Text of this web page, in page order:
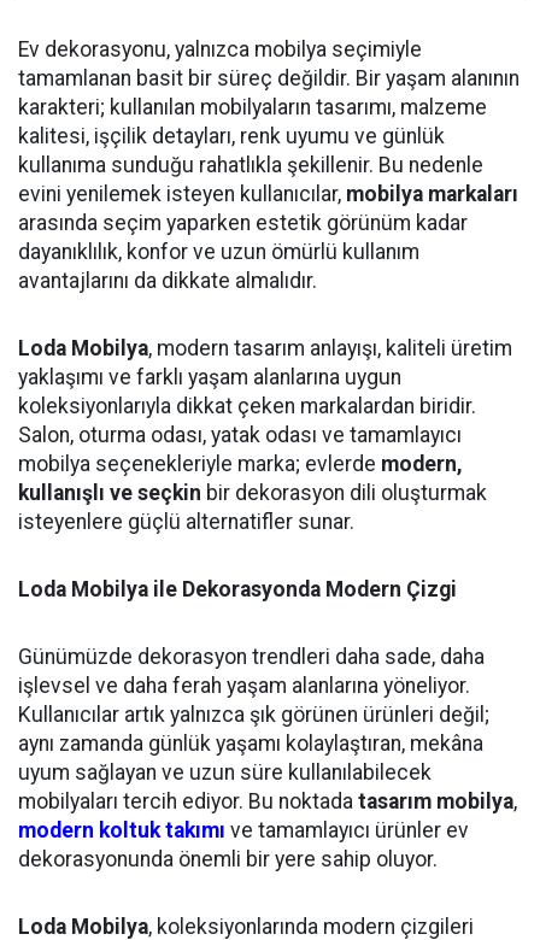
Ev dekorasyonu, yalnızca mobilya seçimiyle
tamamlanan basit bir süreç değildir. Bir yaşam alanının
karakteri; kullanılan mobilyaların tasarımı, malzeme
kalitesi, işçilik detayları, renk uyumu ve günlük
kullanıma sunduğu rahatlıkla şekillenir. Bu nedenle
evini yenilemek isteyen kullanıcılar, mobilya markaları
arasında seçim yaparken estetik görünüm kadar
dayanıklılık, konfor ve uzun ömürlü kullanım
avantajlarını da dikkate almalıdır.
Loda Mobilya, modern tasarım anlayışı, kaliteli üretim
yaklaşımı ve farklı yaşam alanlarına uygun
koleksiyonlarıyla dikkat çeken markalardan biridir.
Salon, oturma odası, yatak odası ve tamamlayıcı
mobilya seçenekleriyle marka; evlerde modern,
kullanışlı ve seçkin bir dekorasyon dili oluşturmak
isteyenlere güçlü alternatifler sunar.
Loda Mobilya ile Dekorasyonda Modern Çizgi
Günümüzde dekorasyon trendleri daha sade, daha
işlevsel ve daha ferah yaşam alanlarına yöneliyor.
Kullanıcılar artık yalnızca şık görünen ürünleri değil;
aynı zamanda günlük yaşamı kolaylaştıran, mekâna
uyum sağlayan ve uzun süre kullanılabilecek
mobilyaları tercih ediyor. Bu noktada tasarım mobilya,
modern koltuk takımı ve tamamlayıcı ürünler ev
dekorasyonunda önemli bir yere sahip oluyor.
Loda Mobilya, koleksiyonlarında modern çizgileri